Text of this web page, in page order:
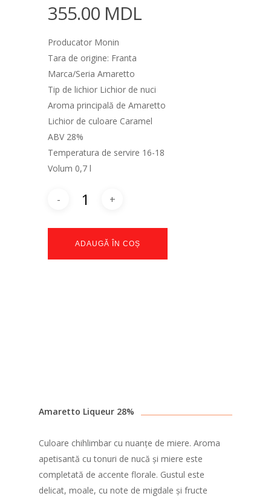
355.00 MDL
Producator Monin
Tara de origine: Franta
Marca/Seria Amaretto
Tip de lichior Lichior de nuci
Aroma principală de Amaretto
Lichior de culoare Caramel
ABV 28%
Temperatura de servire 16-18
Volum 0,7 l
ADAUGĂ ÎN COȘ
Amaretto Liqueur 28%
Culoare chihlimbar cu nuanțe de miere. Aroma
apetisantă cu tonuri de nucă și miere este
completată de accente florale. Gustul este
delicat, moale, cu note de migdale și fructe